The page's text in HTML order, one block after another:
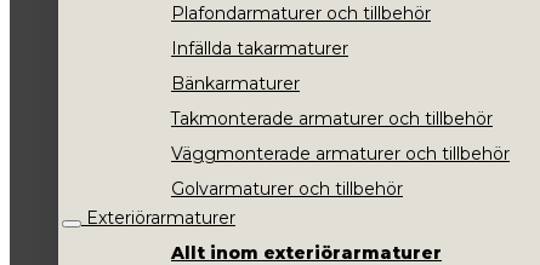
Plafondarmaturer och tillbehör
Infällda takarmaturer
Bänkarmaturer
Takmonterade armaturer och tillbehör
Väggmonterade armaturer och tillbehör
Golvarmaturer och tillbehör
Exteriörarmaturer
Allt inom exteriörarmaturer